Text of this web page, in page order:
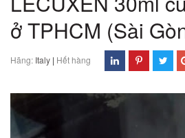
ở TPHCM (Sài
Hãng: Italy | Hết hàng